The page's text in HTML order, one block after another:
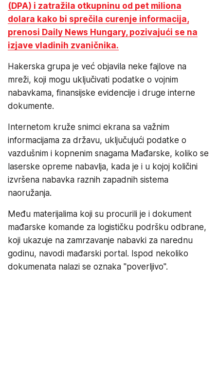
(DPA) i zatražila otkupninu od pet miliona
dolara kako bi sprečila curenje informacija,
prenosi Daily News Hungary, pozivajući se na
izjave vladinih zvaničnika.
Hakerska grupa je već objavila neke fajlove na
mreži, koji mogu uključivati podatke o vojnim
nabavkama, finansijske evidencije i druge interne
dokumente.
Internetom kruže snimci ekrana sa važnim
informacijama za državu, uključujući podatke o
vazdušnim i kopnenim snagama Mađarske, koliko se
laserske opreme nabavlja, kada je i u kojoj količini
izvršena nabavka raznih zapadnih sistema
naoružanja.
Među materijalima koji su procurili je i dokument
mađarske komande za logističku podršku odbrane,
koji ukazuje na zamrzavanje nabavki za narednu
godinu, navodi mađarski portal. Ispod nekoliko
dokumenata nalazi se oznaka "poverljivo".